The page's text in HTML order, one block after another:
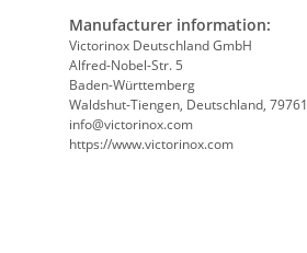
Manufacturer information:
Victorinox Deutschland GmbH
Alfred-Nobel-Str. 5
Baden-Württemberg
Waldshut-Tiengen, Deutschland, 79761
info@victorinox.com
https://www.victorinox.com